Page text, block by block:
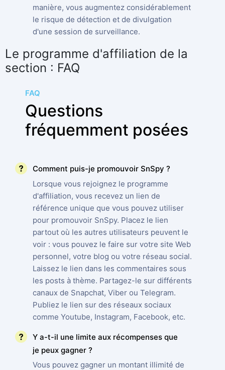
manière, vous augmentez considérablement
le risque de détection et de divulgation
d'une session de surveillance.
Le programme d'affiliation de la
section : FAQ
FAQ
Questions
fréquemment posées
Comment puis-je promouvoir SnSpy ?
Lorsque vous rejoignez le programme
d'affiliation, vous recevez un lien de
référence unique que vous pouvez utiliser
pour promouvoir SnSpy. Placez le lien
partout où les autres utilisateurs peuvent le
voir : vous pouvez le faire sur votre site Web
personnel, votre blog ou votre réseau social.
Laissez le lien dans les commentaires sous
les posts à thème. Partagez-le sur différents
canaux de Snapchat, Viber ou Telegram.
Publiez le lien sur des réseaux sociaux
comme Youtube, Instagram, Facebook, etc.
Y a-t-il une limite aux récompenses que
je peux gagner ?
Vous pouvez gagner un montant illimité de